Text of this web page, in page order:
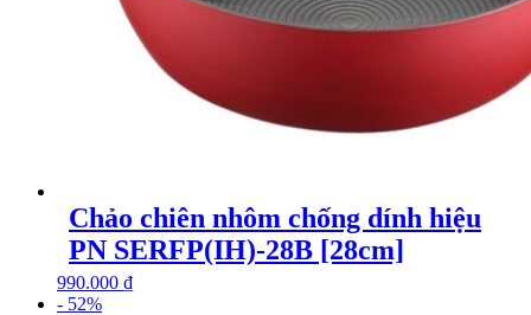
Chảo chiên nhôm chống dính hiệu
PN SERFP(IH)-28B [28cm]
990.000 ₫
- 52%